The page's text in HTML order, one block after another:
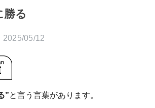
勝る
2025/05/12
”と言う言葉があります。